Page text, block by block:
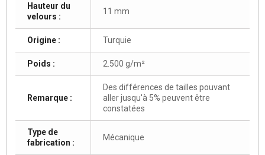
Hauteur du
velours :
11 mm
Origine : Turquie
Poids : 2.500 g/m²
Remarque :
Des différences de tailles pouvant
aller jusqu'à 5% peuvent être
constatées
Type de
fabrication :
Mécanique